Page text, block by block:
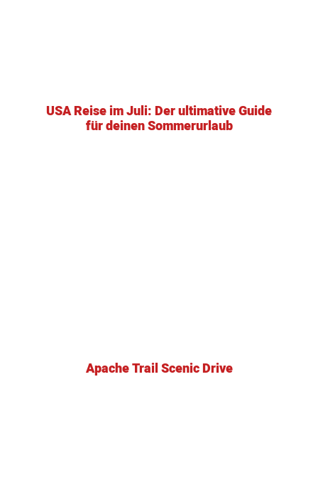
USA Reise im Juli: Der ultimative Guide
für deinen Sommerurlaub
Apache Trail Scenic Drive